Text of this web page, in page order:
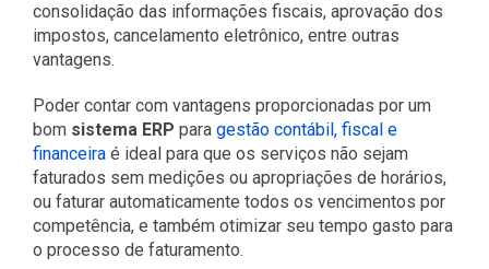
consolidação das informações fiscais, aprovação dos
impostos, cancelamento eletrônico, entre outras
vantagens.
Poder contar com vantagens proporcionadas por um
bom sistema ERP para gestão contábil, fiscal e
financeiraé ideal para que os serviços não sejam
faturados sem medições ou apropriações de horários,
ou faturar automaticamente todos os vencimentos por
competência, e também otimizar seu tempo gasto para
o processo de faturamento.